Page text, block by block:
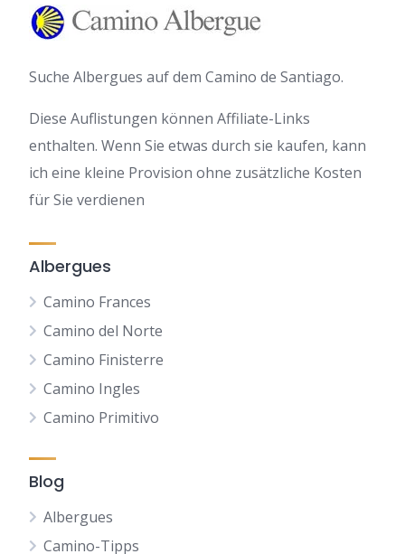
Suche Albergues auf dem Camino de Santiago.
Diese Auflistungen können Affiliate-Links
enthalten. Wenn Sie etwas durch sie kaufen, kann
ich eine kleine Provision ohne zusätzliche Kosten
für Sie verdienen
Albergues
Camino Frances
Camino del Norte
Camino Finisterre
Camino Ingles
Camino Primitivo
Blog
Albergues
Camino-Tipps